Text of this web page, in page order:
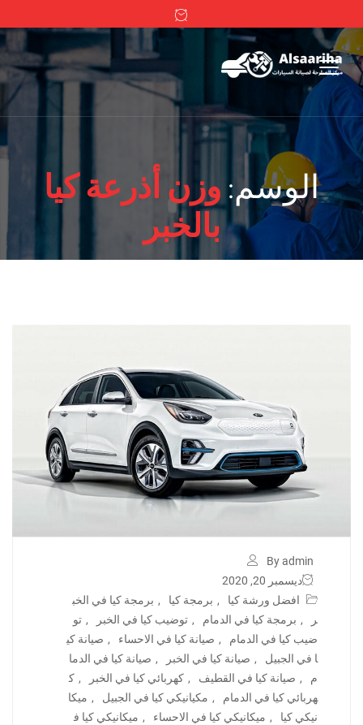
الوسم: وزن أذرعة كيا
بالخبر
By admin
ديسمبر 20, 2020
افضل ورشة كيا
, برمجة كيا , برمجة كيا في الخب
ر
, برمجة كيا في الدمام , توضيب كيا في الخبر , تو
ضيب كيا في الدمام
, صيانة كيا في الاحساء , صيانة كي
ا في الجبيل
, صيانة كيا في الخبر , صيانة كيا في الدما
م
, صيانة كيا في القطيف , كهربائي كيا في الخبر , ك
هربائي كيا في الدمام
, مكيانيكي كيا في الجبيل , ميكا
نيكي كيا
, ميكانيكي كيا في الاحساء , ميكانيكي كيا ف